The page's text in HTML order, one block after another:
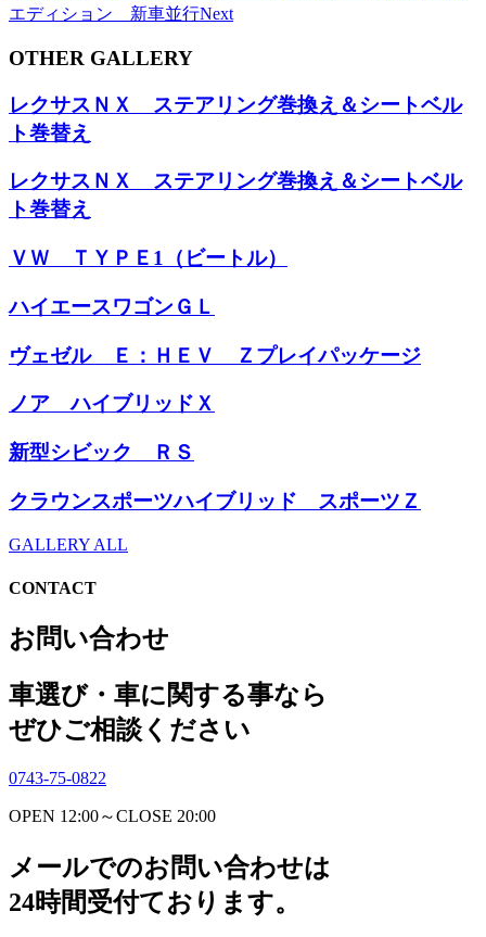
エディション 新車並行Next
OTHER GALLERY
レクサスＮＸ ステアリング巻換え＆シートベル
ト巻替え
レクサスＮＸ ステアリング巻換え＆シートベル
ト巻替え
ＶＷ ＴＹＰＥ1（ビートル）
ハイエースワゴンＧＬ
ヴェゼル Ｅ：ＨＥＶ Ｚプレイパッケージ
ノア ハイブリッドＸ
新型シビック ＲＳ
クラウンスポーツハイブリッド スポーツＺ
GALLERY ALL
CONTACT
お問い合わせ
車選び・車に関する事なら
ぜひご相談ください
0743-75-0822
OPEN 12:00～CLOSE 20:00
メールでのお問い合わせは
24時間受付ております。